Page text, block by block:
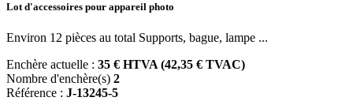
Lot d'accessoires pour appareil photo
Environ 12 pièces au total Supports, bague, lampe ...
Enchère actuelle : 35 € HTVA (42,35 € TVAC)
Nombre d'enchère(s) 2
Référence : J-13245-5